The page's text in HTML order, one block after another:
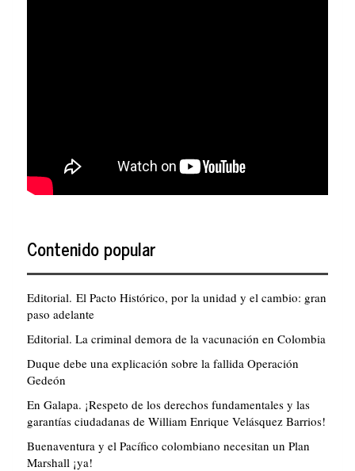
Contenido popular
Editorial. El Pacto Histórico, por la unidad y el cambio: gran
paso adelante
Editorial. La criminal demora de la vacunación en Colombia
Duque debe una explicación sobre la fallida Operación
Gedeón
En Galapa. ¡Respeto de los derechos fundamentales y las
garantías ciudadanas de William Enrique Velásquez Barrios!
Buenaventura y el Pacífico colombiano necesitan un Plan
Marshall ¡ya!